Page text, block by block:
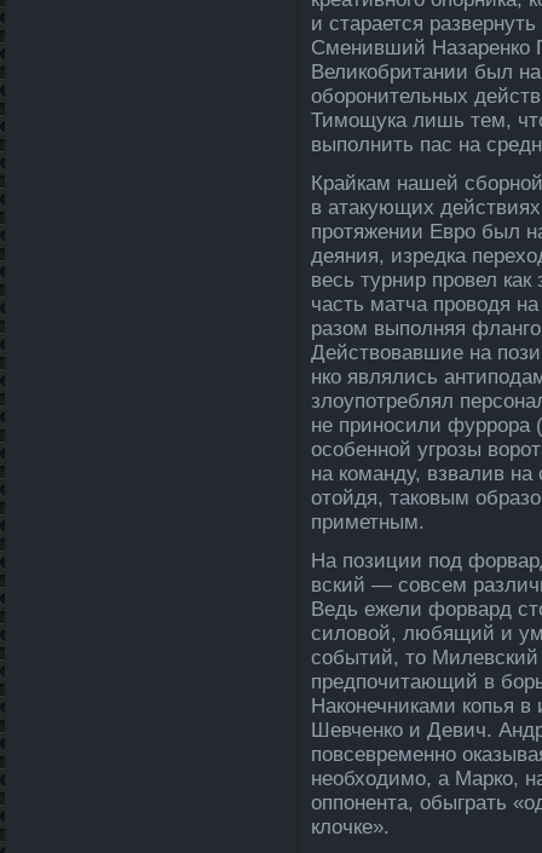
и старается
Сменивший Назаренко
Великобритании был
оборонительных
Тимощука лишь тем,
выполнить пас на
Крайкам нашей
в атакующих
протяжении Евро был
деяния, изредка
весь турнир провел
часть матча проводя
разом выполняя
Действовавшие на
нко являлись
злоупотреблял
не приносили фуррора
особенной угрозы
на команду, взвалив
отойдя, таковым
приметным.
На позиции под
вский — совсем
Ведь ежели форвард
силовой, любящий и
событий, то
предпочитающий в
Наконечниками копья
Шевченко и Девич.
повсевременно
необходимо, а Марко,
оппонента, обыграть
клочке».